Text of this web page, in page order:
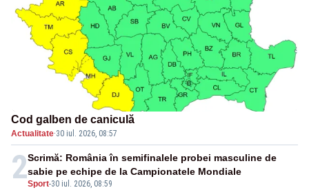
Cod galben de caniculă
Actualitate·30 iul. 2026, 08:57
2Sport-30 iul. 2026, 08:59
Scrimă: România în semifinalele probei masculine de
sabie pe echipe de la Campionatele Mondiale